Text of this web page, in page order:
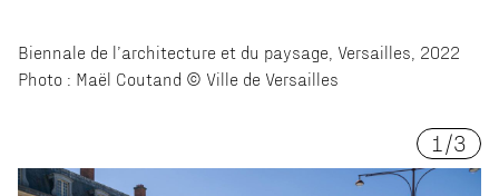
Biennale de l’architecture et du paysage, Versailles, 2022
Photo : Maël Coutand © Ville de Versailles
1 /3